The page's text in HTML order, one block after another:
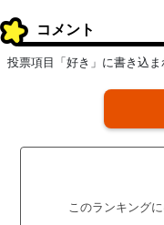
コメント
投票項目「好き」に書き込ま
このランキング